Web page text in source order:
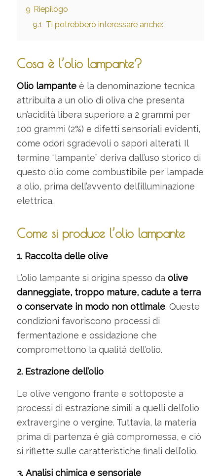
9 Riepilogo
9.1 Ti potrebbero interessare anche:
Cosa è l’olio lampante?
Olio lampanteè la denominazione tecnica
attribuita a un olio di oliva che presenta
un’acidità libera superiore a 2 grammi per
100 grammi (2%) e difetti sensoriali evidenti,
come odori sgradevoli o sapori alterati. Il
termine “lampante” deriva dall’uso storico di
questo olio come combustibile per lampade
a olio, prima dell’avvento dell’illuminazione
elettrica.
Come si produce l’olio lampante
1. Raccolta delle olive
L’olio lampante si origina spesso da olive
danneggiate, troppo mature, cadute a terra
o conservate in modo non ottimale. Queste
condizioni favoriscono processi di
fermentazione e ossidazione che
compromettono la qualità dell’olio.
2. Estrazione dell’olio
Le olive vengono frante e sottoposte a
processi di estrazione simili a quelli dell’olio
extravergine o vergine. Tuttavia, la materia
prima di partenza è già compromessa, e ciò
si riflette sulle caratteristiche finali dell’olio.
3. Analisi chimica e sensoriale